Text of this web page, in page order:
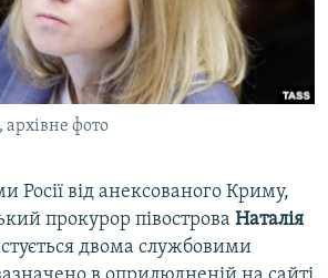
КРИМУ фото
Росії від анексованого Криму,
прокурор півострова Наталія
двома службовими